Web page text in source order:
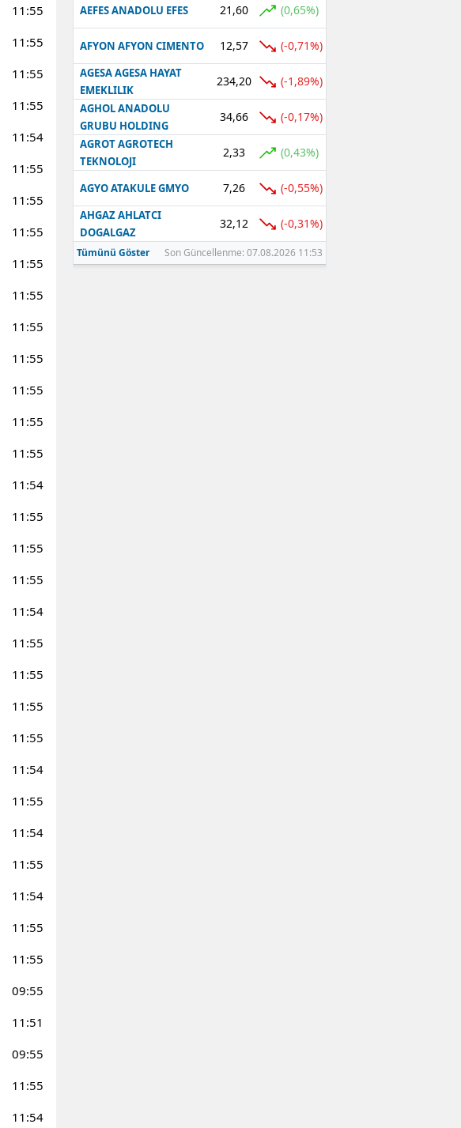
11:55
11:55
11:55
11:55
11:54
11:55
11:55
11:55
11:55
11:55
11:55
11:55
11:55
11:55
11:55
11:54
11:55
11:55
11:55
11:54
11:55
11:55
11:55
11:55
11:54
11:55
11:54
11:55
11:54
11:55
11:55
09:55
11:51
09:55
11:55
11:54
AEFES ANADOLU EFES 21,60 (0,65%)
AFYON AFYON CIMENTO 12,57 (-0,71%)
AGESA AGESA HAYAT
EMEKLILIK
234,20 (-1,89%)
AGHOL ANADOLU
GRUBU HOLDING
34,66 (-0,17%)
AGROT AGROTECH
TEKNOLOJI
2,33 (0,43%)
AGYO ATAKULE GMYO 7,26 (-0,55%)
AHGAZ AHLATCI
DOGALGAZ
32,12 (-0,31%)
Tümünü Göster Son Güncellenme: 07.08.2026 11:53